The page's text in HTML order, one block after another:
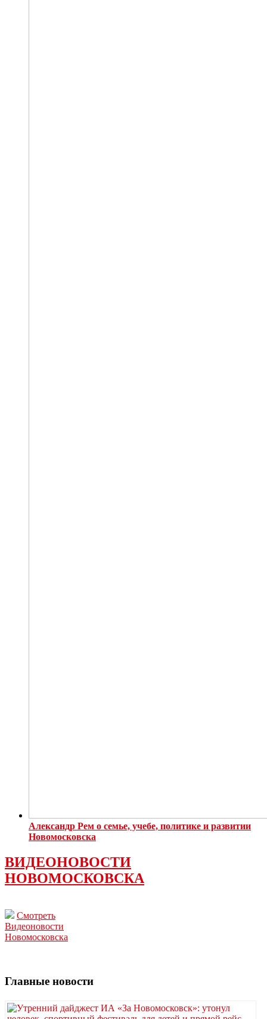
Александр Рем о семье, учебе, политике и развитии
Новомосковска
ВИДЕОНОВОСТИ
НОВОМОСКОВСКА
Смотреть
Видеоновости
Новомосковска
Главные новости